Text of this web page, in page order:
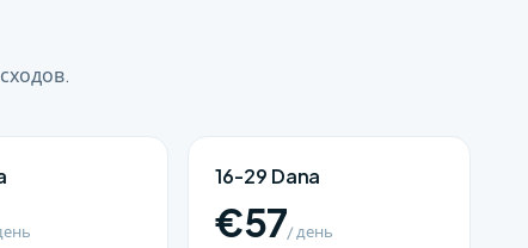
16-29 Dana
€57/ день